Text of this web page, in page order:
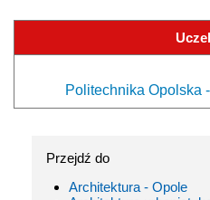
Politechnika Opolska
Przejdź do
Architektura - Opole